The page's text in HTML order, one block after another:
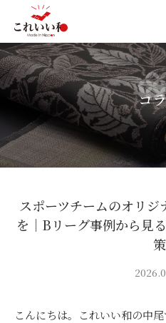
コ
スポーツチームのオリ
を｜Bリーグ事例から見
策
こんにちは。これいい和の中尾